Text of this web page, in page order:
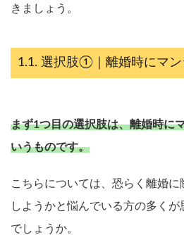
きましょう。
選択肢①｜離婚時にマン
まず1つ目の選択肢は、離婚時に
いうものです。
こちらについては、恐らく離婚に
しようかと悩んでいる方の多く
でしょうか。